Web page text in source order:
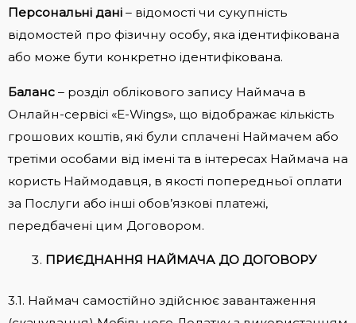
Персональні дані – відомості чи сукупність
відомостей про фізичну особу, яка ідентифікована
або може бути конкретно ідентифікована.
Баланс – розділ облікового запису Наймача в
Онлайн-сервісі «E-Wings», що відображає кількість
грошових коштів, які були сплачені Наймачем або
третіми особами від імені та в інтересах Наймача на
користь Наймодавця, в якості попередньої оплати
за Послуги або інші обов’язкові платежі,
передбачені цим Договором.
ПРИЄДНАННЯ НАЙМАЧА ДО ДОГОВОРУ
3.1. Наймач самостійно здійснює завантаження